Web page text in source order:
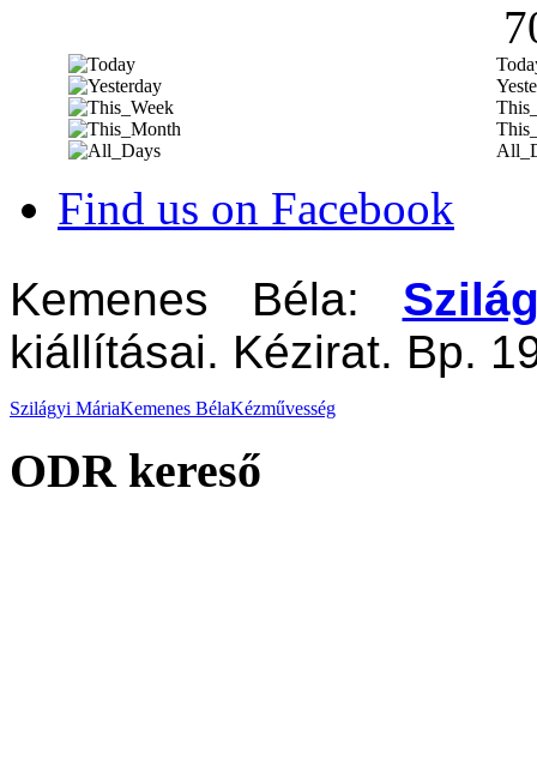
Find us on Facebook
Kemenes Béla:
kiállításai. Kézirat. Bp.
Szilágyi MáriaKemenes BélaKézművesség
ODR kereső